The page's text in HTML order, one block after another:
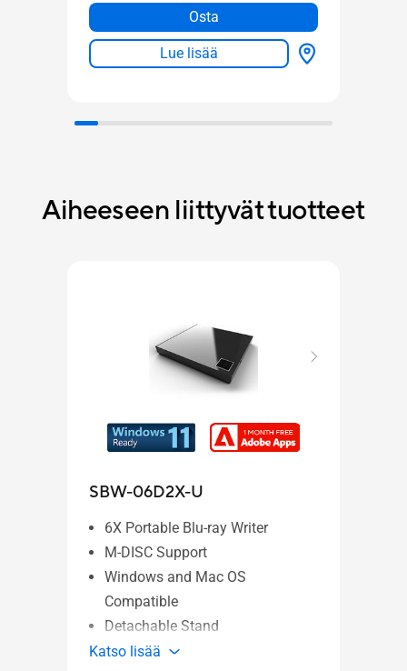
Osta
Lue lisää
Aiheeseen liittyvät tuotteet
SBW-06D2X-U
6X Portable Blu-ray Writer
M-DISC Support
Windows and Mac OS
Compatible
Detachable Stand
Katso lisää